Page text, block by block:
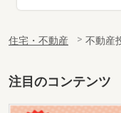
住宅・不動産 不動産
注目のコンテンツ